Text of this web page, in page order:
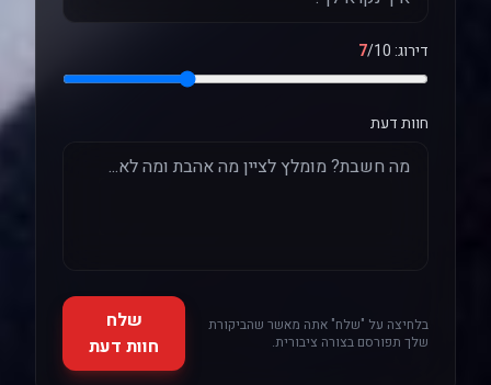
דירוג: 7/10
חוות דעת
בלחיצה על "שלח" אתה מאשר שהביקורת
שלך תפורסם בצורה ציבורית.
שלח
חוות דעת